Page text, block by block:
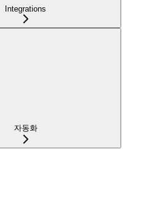
Integrations
자동화